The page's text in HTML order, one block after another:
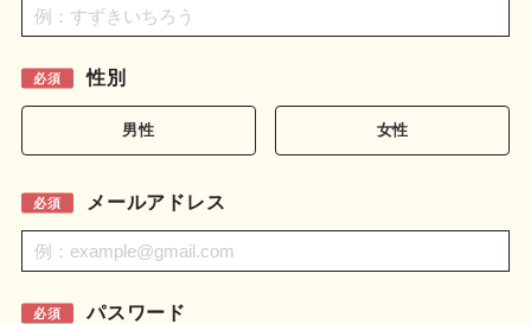
ログイン 新規無料登録
必須 性別
男性 女性
必須 メールアドレス
必須 パスワード